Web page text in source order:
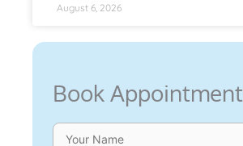
August 6, 2026
Book Appointment